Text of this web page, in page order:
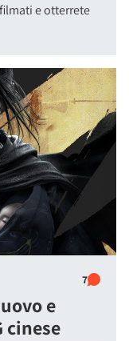
e otterrete
7
e
cinese